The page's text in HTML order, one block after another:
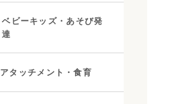
ベビーキッズ・あそび発
達
アタッチメント・食育